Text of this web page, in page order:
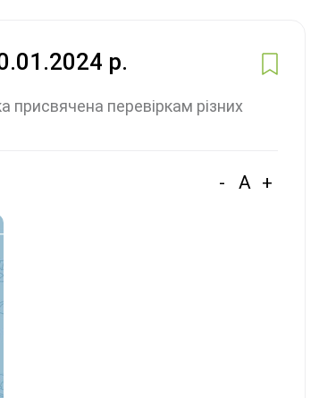
р.
перевіркам різних
- A +